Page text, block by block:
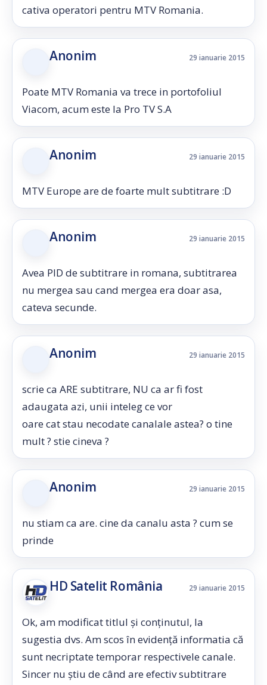
cativa operatori pentru MTV Romania.
Anonim 29 ianuarie 2015
Poate MTV Romania va trece in portofoliul
Viacom, acum este la Pro TV S.A
Anonim 29 ianuarie 2015
MTV Europe are de foarte mult subtitrare :D
Anonim 29 ianuarie 2015
Avea PID de subtitrare in romana, subtitrarea
nu mergea sau cand mergea era doar asa,
cateva secunde.
Anonim 29 ianuarie 2015
scrie ca ARE subtitrare, NU ca ar fi fost
adaugata azi, unii inteleg ce vor
oare cat stau necodate canalale astea? o tine
mult ? stie cineva ?
Anonim 29 ianuarie 2015
nu stiam ca are. cine da canalu asta ? cum se
prinde
HD Satelit România 29 ianuarie 2015
Ok, am modificat titlul și conținutul, la
sugestia dvs. Am scos în evidență informatia că
sunt necriptate temporar respectivele canale.
Sincer nu știu de când are efectiv subtitrare